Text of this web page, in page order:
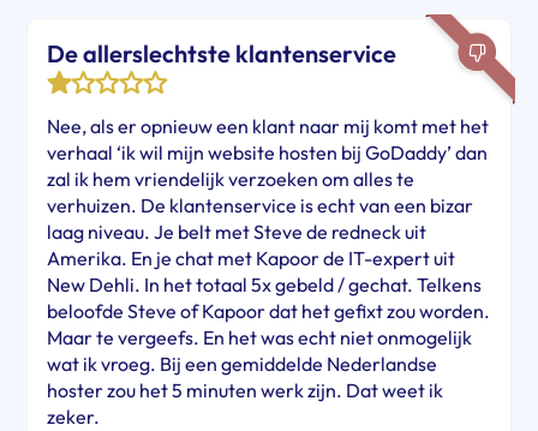
De allerslechtste klantenservice
Nee, als er opnieuw een klant naar mij komt met het
verhaal ‘ik wil mijn website hosten bij GoDaddy’ dan
zal ik hem vriendelijk verzoeken om alles te
verhuizen. De klantenservice is echt van een bizar
laag niveau. Je belt met Steve de redneck uit
Amerika. En je chat met Kapoor de IT-expert uit
New Dehli. In het totaal 5x gebeld / gechat. Telkens
beloofde Steve of Kapoor dat het gefixt zou worden.
Maar te vergeefs. En het was echt niet onmogelijk
wat ik vroeg. Bij een gemiddelde Nederlandse
hoster zou het 5 minuten werk zijn. Dat weet ik
zeker.